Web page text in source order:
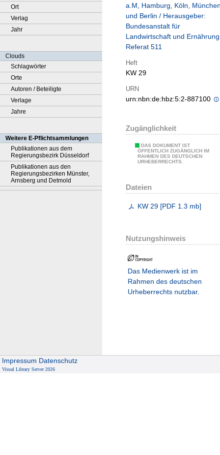
Ort
Verlag
Jahr
Clouds
Schlagwörter
Orte
Autoren / Beteiligte
Verlage
Jahre
Weitere E-Pflichtsammlungen
Publikationen aus dem
Regierungsbezirk Düsseldorf
Publikationen aus den
Regierungsbezirken Münster,
Arnsberg und Detmold
a.M, Hamburg, Köln,
und Berlin / Herausgeber:
Bundesanstalt für
Landwirtschaft und
Referat 511
Heft
KW 29
URN
urn:nbn:de:hbz:5:2-887100
Zugänglichkeit
DAS DOKUMENT IST
ÖFFENTLICH ZUGÄNGLICH IM
RAHMEN DES DEUTSCHEN
URHEBERRECHTS.
Dateien
KW 29 [PDF 1.3 mb]
Nutzungshinweis
Das Medienwerk ist im
Rahmen des deutschen
Urheberrechts nutzbar.
Impressum Datenschutz
Visual Library Server 2026